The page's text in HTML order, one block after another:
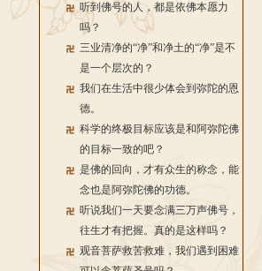
听到佛号的人，都是依佛本愿力
吗？
三业清净的“净”和净土的“净”是不
是一个层次的？
我们在生活中很少体会到弥陀的恩
德。
科学的终极目标应该是和阿弥陀佛
的目标一致的吧？
是佛的回向，才有众生的称念，能
念也是阿弥陀佛的功德。
听说我们一天要念满三万声佛号，
往生才有把握。真的是这样吗？
观音菩萨救苦救难，我们遇到困难